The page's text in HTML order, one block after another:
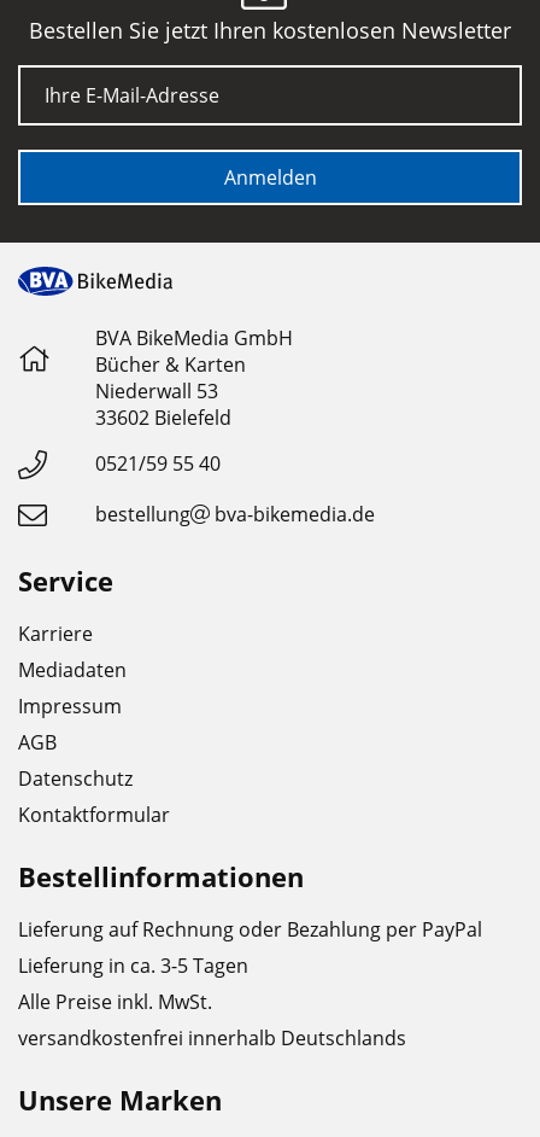
Bestellen Sie jetzt Ihren kostenlosen Newsletter
E-Mail
Anmelden
BVA BikeMedia GmbH
Bücher & Karten
Niederwall 53
33602 Bielefeld
0521/59 55 40
bestellung
bva-bikemedia.de
Service
Karriere
Mediadaten
Impressum
AGB
Datenschutz
Kontaktformular
Bestellinformationen
Lieferung auf Rechnung oder Bezahlung per PayPal
Lieferung in ca. 3-5 Tagen
Alle Preise inkl. MwSt.
versandkostenfrei innerhalb Deutschlands
Unsere Marken